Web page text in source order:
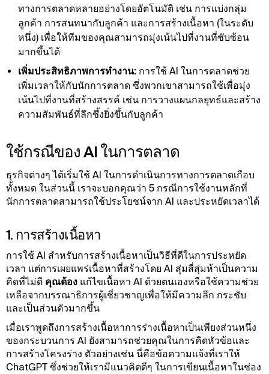
ทางการตลาดหลายอย่างโดยอัตโนมัติ เช่น การแบ่งกลุ่ม
ลูกค้า การสนทนากับลูกค้า และการสร้างเนื้อหา (ในระดับ
หนึ่ง) เพื่อให้ทีมของคุณสามารถมุ่งเน้นไปที่งานที่ซับซ้อน
มากขึ้นได้
เพิ่มประสิทธิภาพการทํางาน: การใช้ AI ในการตลาดช่วย
เพิ่มเวลาให้กับนักการตลาด ซึ่งพวกเขาสามารถใช้เพื่อมุ่ง
เน้นไปที่งานที่สร้างสรรค์ เช่น การวางแผนกลยุทธ์และสร้าง
ความสัมพันธ์ที่ลึกซึ้งยิ่งขึ้นกับลูกค้า
ใช้กรณีของ AI ในการตลาด
ธุรกิจต่างๆ ได้เริ่มใช้ AI ในการดําเนินการทางการตลาดเกือบ
ทั้งหมด ในส่วนนี้ เราจะบอกคุณว่า 5 กรณีการใช้งานหลักที่
นักการตลาดสามารถใช้ประโยชน์จาก AI และประหยัดเวลาได้
1. การสร้างเนื้อหา
การใช้ AI สําหรับการสร้างเนื้อหาเป็นวิธีที่ดีในการประหยัด
เวลา แต่การเผยแพร่เนื้อหาที่สร้างโดย AI สุ่มสี่สุ่มห้าเป็นความ
คิดที่ไม่ดี คุณต้อง แก้ไขเนื้อหา AI ด้วยตนเองหรือใช้ความช่วย
เหลือจากบรรณาธิการผู้เชี่ยวชาญเพื่อให้มีความลึก กระชับ
และเป็นส่วนตัวมากขึ้น
เมื่อเราพูดถึงการสร้างเนื้อหาการร่างเนื้อหาเป็นเพียงส่วนหนึ่ง
ของกระบวนการ AI ยังสามารถช่วยคุณในการคิดหัวข้อและ
การสร้างโครงร่าง ตัวอย่างเช่น นี่คือข้อความแจ้งที่เราให้
ChatGPT ซึ่งช่วยให้เรามีแนวคิดดีๆ ในการเขียนเนื้อหาในช่อง